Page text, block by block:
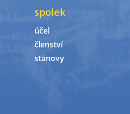
spolek
účel
členství
stanovy